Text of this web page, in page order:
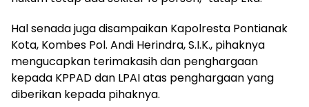
Hal senada juga disampaikan Kapolresta Pontianak
Kota, Kombes Pol. Andi Herindra, S.I.K., pihaknya
mengucapkan terimakasih dan penghargaan
kepada KPPAD dan LPAI atas penghargaan yang
diberikan kepada pihaknya.